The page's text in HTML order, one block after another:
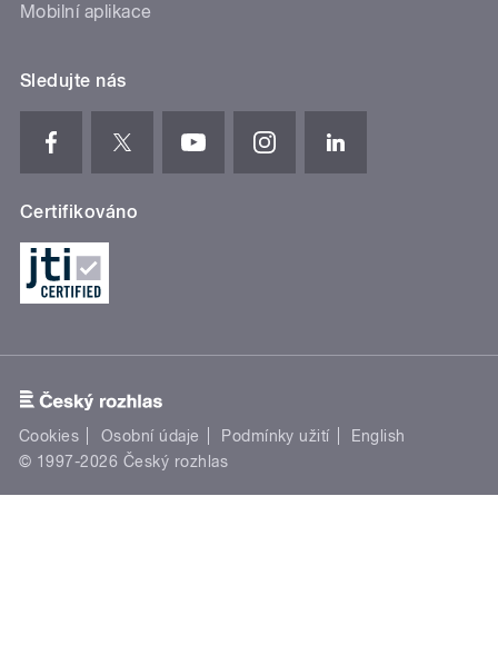
Mobilní aplikace
Sledujte nás
Certifikováno
Cookies Osobní údaje Podmínky užití
English
© 1997-2026 Český rozhlas